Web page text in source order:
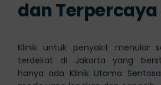
dan
Klinik untuk penyakit menular
terdekat di Jakarta yang
hanya ada Klinik Utama